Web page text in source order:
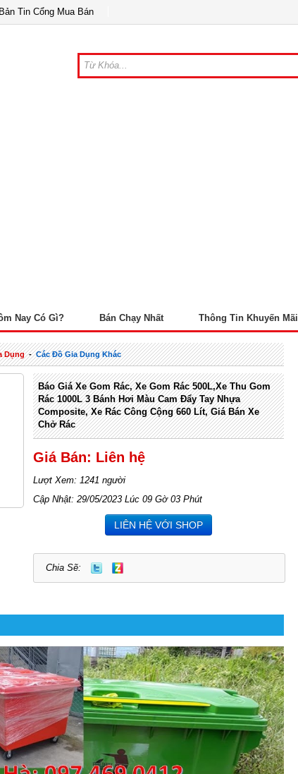
Bản Tin Cổng Mua Bán
Nay Có Gì? Bán Chạy Nhất Thông Tin Khuyến Mãi
Dụng-Các Đồ Gia Dụng Khác
Báo Giá Xe Gom Rác, Xe Gom Rác 500L,Xe Thu Gom
Rác 1000L 3 Bánh Hơi Màu Cam Đẩy Tay Nhựa
Composite, Xe Rác Công Cộng 660 Lít, Giá Bán Xe
Chở Rác
Giá Bán: Liên hệ
Lượt Xem: 1241 người
Cập Nhật: 29/05/2023 Lúc 09 Gờ 03 Phút
LIÊN HỆ VỚI SHOP
Chia Sẽ: